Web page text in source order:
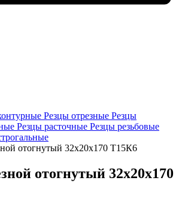
Резцы отрезные Резцы
Резцы расточные Резцы резьбовые
отогнутый 32х20х170 Т15К6
отогнутый 32х20х170